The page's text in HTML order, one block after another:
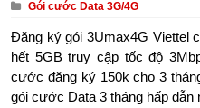
Gói cước Data 3G/4G
Đăng ký gói 3Umax4G Viettel
hết 5GB truy cập tốc độ
cước đăng ký 150k cho 3
gói cước Data 3 tháng hấp dẫn